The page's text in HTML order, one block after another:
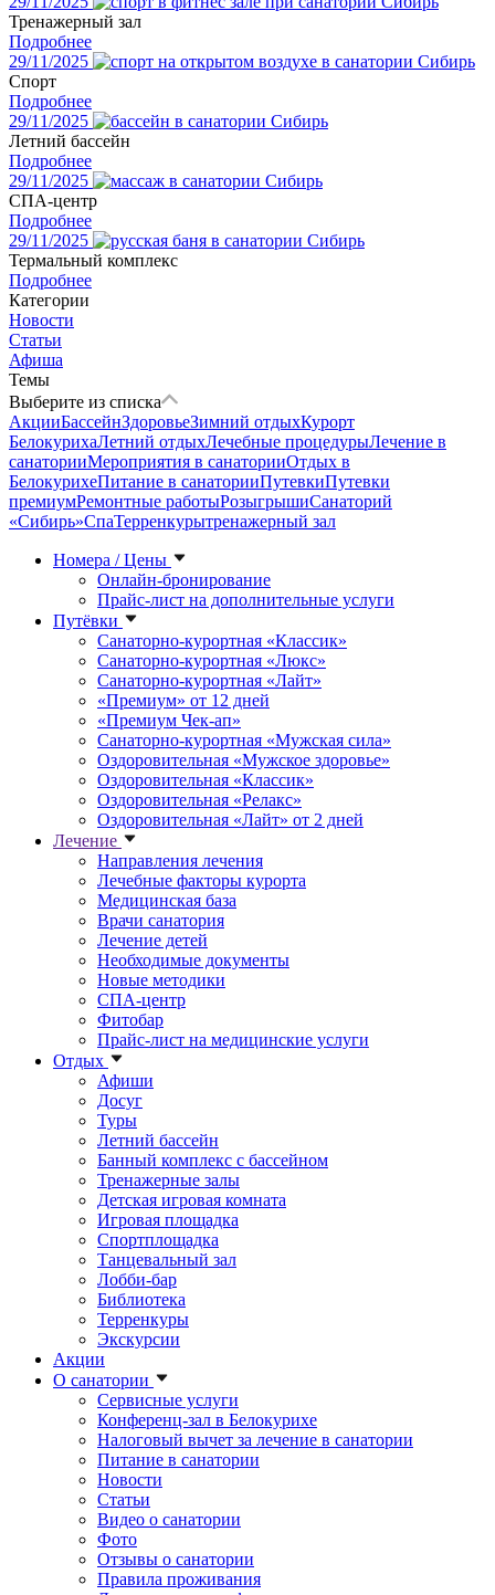
Тренажерный зал
Подробнее
29/11/2025
Спорт
Подробнее
29/11/2025
Летний бассейн
Подробнее
29/11/2025
СПА-центр
Подробнее
29/11/2025
Термальный комплекс
Подробнее
Категории
Новости
Статьи
Афиша
Темы
Выберите из списка
АкцииБассейнЗдоровьеЗимний отдыхКурорт
БелокурихаЛетний отдыхЛечебные процедурыЛечение в
санаторииМероприятия в санаторииОтдых в
БелокурихеПитание в санаторииПутевкиПутевки
премиумРемонтные работыРозыгрышиСанаторий
«Сибирь»СпаТерренкурытренажерный зал
Номера / Цены
Онлайн-бронирование
Прайс-лист на дополнительные услуги
Путёвки
Санаторно-курортная «Классик»
Санаторно-курортная «Люкс»
Санаторно-курортная «Лайт»
«Премиум» от 12 дней
«Премиум Чек-ап»
Санаторно-курортная «Мужская сила»
Оздоровительная «Мужское здоровье»
Оздоровительная «Классик»
Оздоровительная «Релакс»
Оздоровительная «Лайт» от 2 дней
Лечение
Направления лечения
Лечебные факторы курорта
Медицинская база
Врачи санатория
Лечение детей
Необходимые документы
Новые методики
СПА-центр
Фитобар
Прайс-лист на медицинские услуги
Отдых
Афиши
Досуг
Туры
Летний бассейн
Банный комплекс с бассейном
Тренажерные залы
Детская игровая комната
Игровая площадка
Спортплощадка
Танцевальный зал
Лобби-бар
Библиотека
Терренкуры
Экскурсии
Акции
О санатории
Сервисные услуги
Конференц-зал в Белокурихе
Налоговый вычет за лечение в санатории
Питание в санатории
Новости
Статьи
Видео о санатории
Фото
Отзывы о санатории
Правила проживания